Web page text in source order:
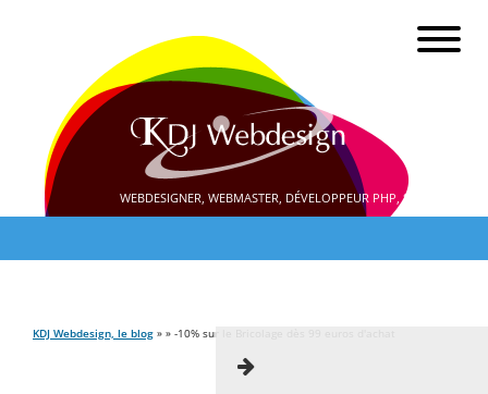
WEBDESIGNER, WEBMASTER, DÉVELOPPEUR PHP, SEO
KDJ Webdesign, le blog » » -10% sur le Bricolage dès 99 euros d'achat